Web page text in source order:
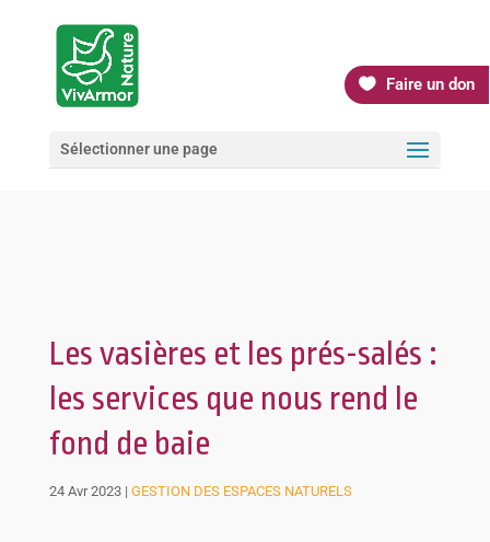
Faire un don
Sélectionner une page
Les vasières et les prés-salés :
les services que nous rend le
fond de baie
24 Avr 2023| GESTION DES ESPACES NATURELS